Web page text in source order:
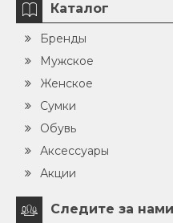
Каталог
Бренды
Мужское
Женское
Сумки
Обувь
Аксессуары
Акции
Следите за нами